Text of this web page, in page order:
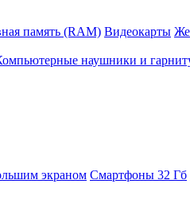
память (RAM) Видеокарты
наушники и
экраном Смартфоны 32 Гб